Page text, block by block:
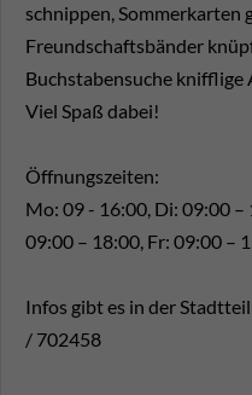
schnippen, Sommerkarten
Freundschaftsbänder
Buchstabensuche knifflige
Viel Spaß dabei!
Öffnungszeiten:
Mo: 09 - 16:00, Di: 09:00
09:00 – 18:00, Fr: 09:00 –
Infos gibt es in der
/ 702458